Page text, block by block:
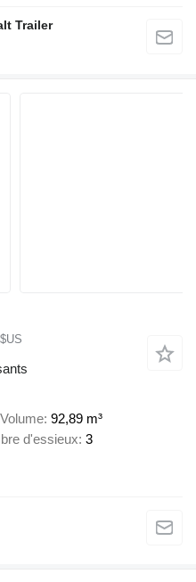
Trailer
Volume 92,89 m³
d'essieux 3